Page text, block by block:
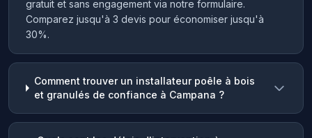
gratuit et sans engagement via notre formulaire.
Comparez jusqu'à 3 devis pour économiser jusqu'à
30%.
Comment trouver un installateur poêle à bois
et granulés de confiance à Campana ?